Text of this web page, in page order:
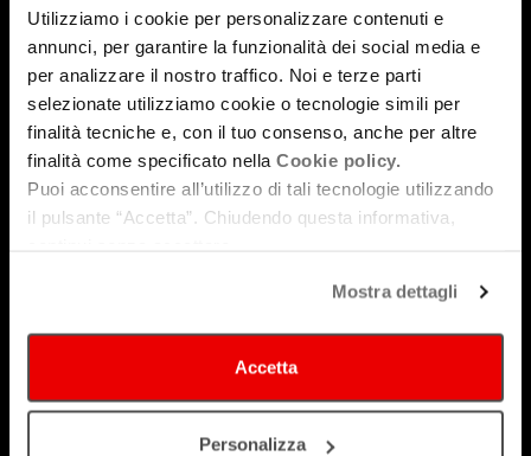
Utilizziamo i cookie per personalizzare contenuti e
annunci, per garantire la funzionalità dei social media e
per analizzare il nostro traffico. Noi e terze parti
selezionate utilizziamo cookie o tecnologie simili per
finalità tecniche e, con il tuo consenso, anche per altre
finalità come specificato nella Cookie policy.
Puoi acconsentire all’utilizzo di tali tecnologie utilizzando
il pulsante “Accetta”. Chiudendo questa informativa,
Mostra dettagli
Accetta
Personalizza
2026
2025
2024
6
DICEMBRE
2
NOVEMBRE